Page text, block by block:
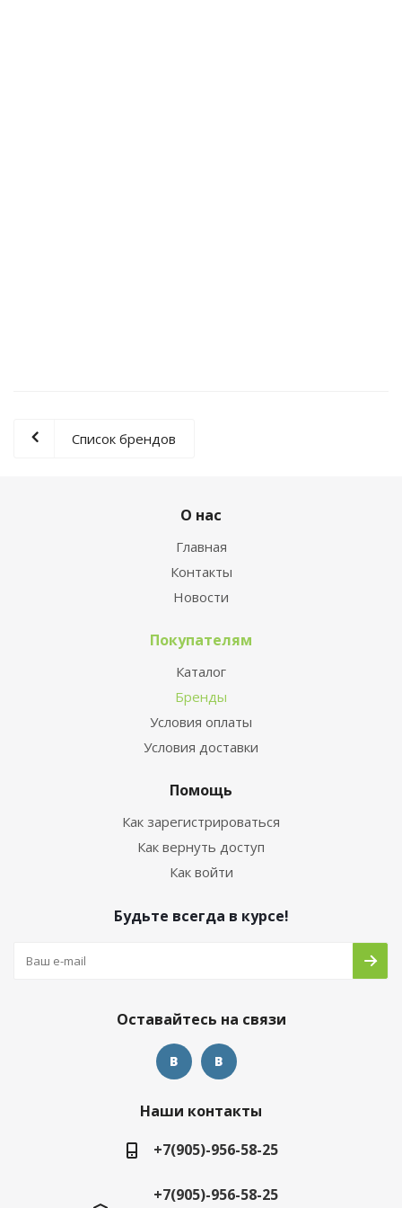
Список брендов
О нас
Главная
Контакты
Новости
Покупателям
Каталог
Бренды
Условия оплаты
Условия доставки
Помощь
Как зарегистрироваться
Как вернуть доступ
Как войти
Будьте всегда в курсе!
Оставайтесь на связи
Наши контакты
+7(905)-956-58-25
+7(905)-956-58-25